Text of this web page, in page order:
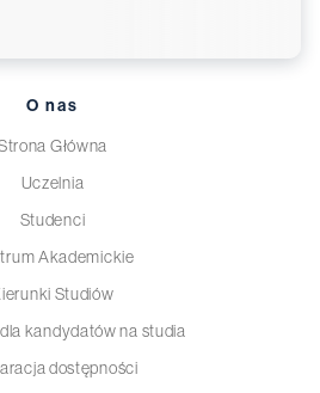
O nas
Główna
Uczelnia
Studenci
Akademickie
Studiów
kandydatów na studia
dostępności